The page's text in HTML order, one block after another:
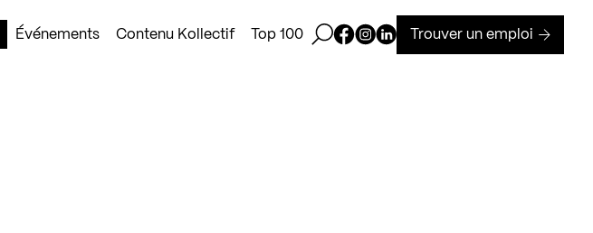
Événements Contenu Kollectif Top 100 Ouvrir la barre de recherche
Page Facebook de Kollectif
Page Instagram de Kollectif
Page Linkedin de Kollectif
Trouver un emploi